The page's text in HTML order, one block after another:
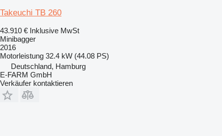
Takeuchi TB 260
43.910 € Inklusive MwSt
Minibagger
2016
Motorleistung 32.4 kW (44.08 PS)
Deutschland, Hamburg
E-FARM GmbH
Verkäufer kontaktieren